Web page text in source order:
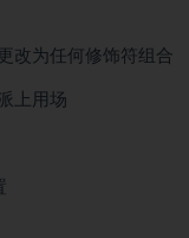
改为任何修饰符组合
上用场